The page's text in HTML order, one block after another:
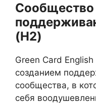
Сообщество
(H2)
Green Card
созданием
сообщества, в
себя